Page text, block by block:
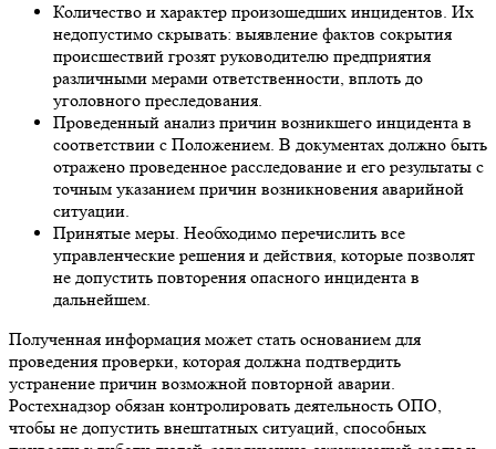
Количество и характер произошедших инцидентов. Их
недопустимо скрывать: выявление фактов сокрытия
происшествий грозят руководителю предприятия
различными мерами ответственности, вплоть до
уголовного преследования.
Проведенный анализ причин возникшего инцидента в
соответствии с Положением. В документах должно быть
отражено проведенное расследование и его результаты с
точным указанием причин возникновения аварийной
ситуации.
Принятые меры. Необходимо перечислить все
управленческие решения и действия, которые позволят
не допустить повторения опасного инцидента в
дальнейшем.
Полученная информация может стать основанием для
проведения проверки, которая должна подтвердить
устранение причин возможной повторной аварии.
Ростехнадзор обязан контролировать деятельность ОПО,
чтобы не допустить внештатных ситуаций, способных